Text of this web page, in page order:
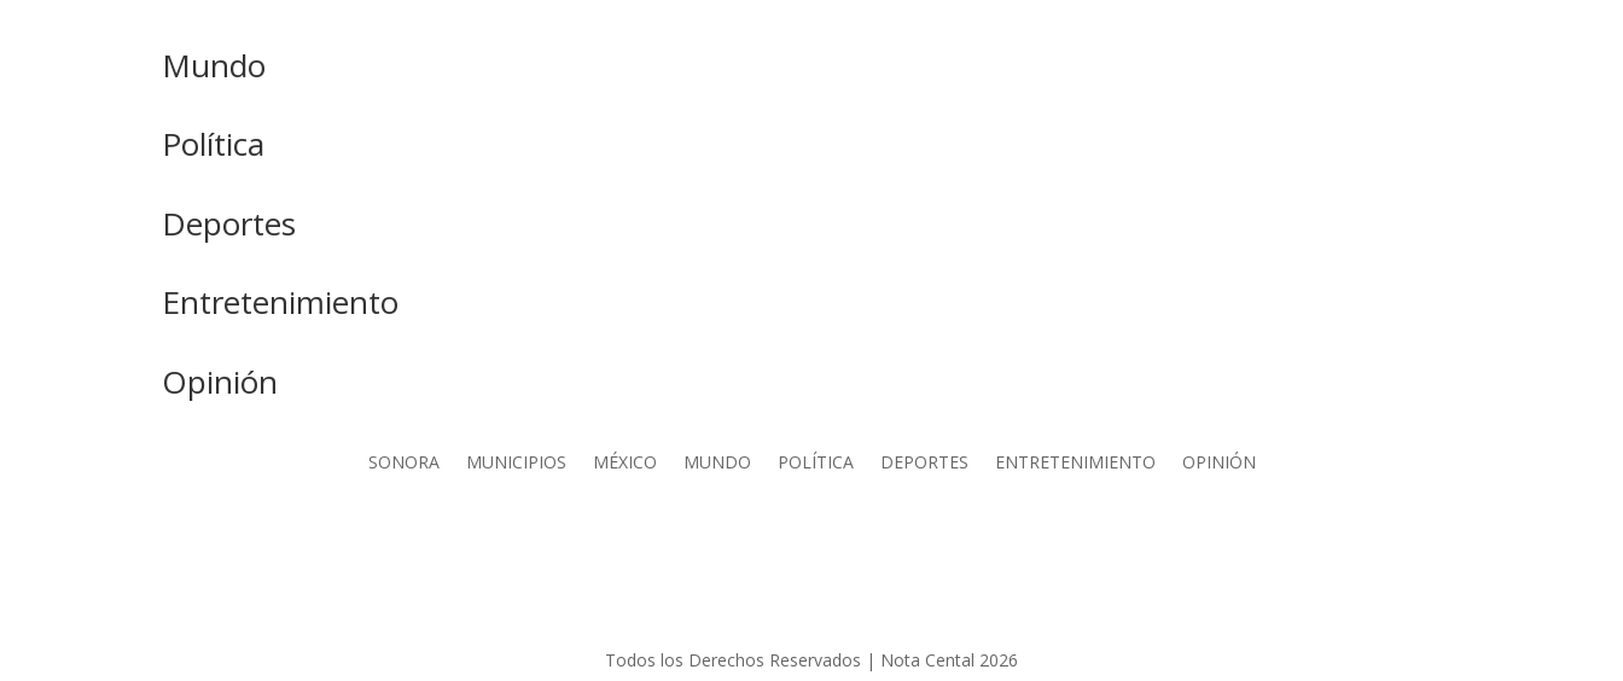
Mundo
Política
Deportes
Entretenimiento
Opinión
SONORA MUNICIPIOS MÉXICO MUNDO POLÍTICA DEPORTES ENTRETENIMIENTO OPINIÓN
Todos los Derechos Reservados | Nota Cental 2026